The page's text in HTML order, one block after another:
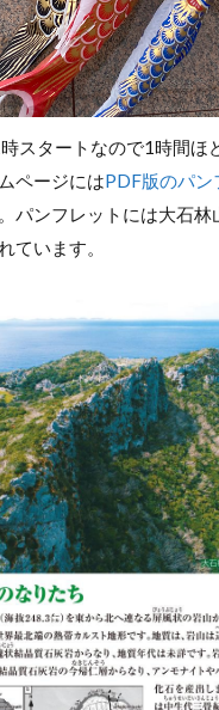
スタートなので1時間ほ
ページにはPDF版のパン
パンフレットには大石林
ています。